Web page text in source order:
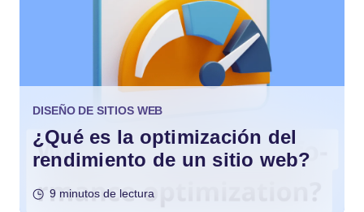
DISEÑO DE SITIOS WEB
¿Qué es la optimización del
rendimiento de un sitio web?
9 minutos de lectura